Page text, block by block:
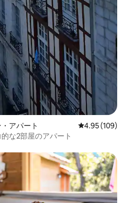
アパート レビュー109
4.95 (109)
な2部屋のアパート
す。